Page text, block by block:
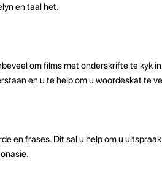
en taal het.
om films met onderskrifte te kyk
​​en u te help om u woordeskat te
en frases. Dit sal u help om u